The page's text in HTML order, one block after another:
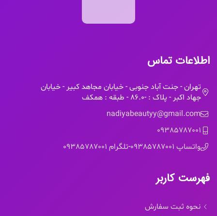
اطلاعات تماس
تهران - جنت آباد جنوبی - خیابان مجاهد کبیر - خیابان
جهاد اکبر - پلاک : -86.0 - طبقه : همکف
nadiyabeautyy@gmail.com
09385787001
واتساپ 09385787001
-تلگرام 09385787001
فهرست کاربر
نحوه ثبت سفارش